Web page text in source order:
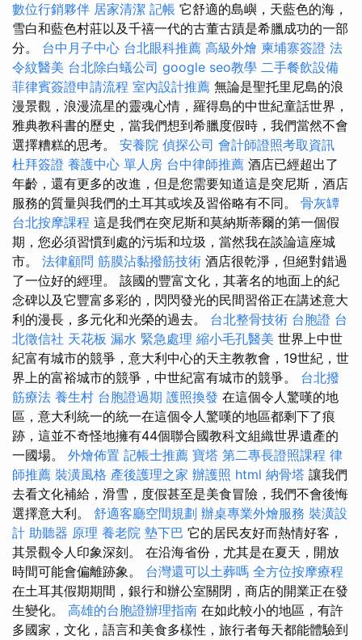
數位行銷夥伴 居家清潔 記帳 它舒適的島嶼，天藍色的海，
雪白和藍色村莊以及千禧一代的古董古蹟是希臘成功的一部
分。 台中月子中心 台北眼科推薦 高級外燴 柬埔寨簽證 法
令紋醫美 台北除白蟻公司 google seo教學 二手餐飲設備
菲律賓簽證申請流程 室內設計推薦 無論是聖托里尼島的浪
漫景觀，浪漫流星的靈魂心情，羅得島的中世紀童話世界，
雅典教科書的歷史，當我們想到希臘度假時，我們當然不會
選擇糟糕的思考。 安養院 偵探公司 會計師證照考取資訊
杜拜簽證 養護中心 單人房 台中律師推薦 酒店已經超出了
年齡，還有更多的改進，但是您需要知道這是突尼斯，酒店
服務的質量與我們的土耳其或埃及習俗略有不同。 骨灰罈
台北按摩課程 這是我們在突尼斯和莫納斯蒂爾的第一個假
期，您必須習慣到處的污垢和垃圾，當然我在談論這座城
市。 法律顧問 筋膜沾黏撥筋技術 酒店很乾淨，但絕對錯過
了一位好的經理。 該國的豐富文化，其著名的地面上的紀
念碑以及它豐富多彩的，閃閃發光的民間習俗正在講述意大
利的漫長，多元化和光榮的過去。 台北整骨技術 台胞證 台
北徵信社 天花板 漏水 緊急處理 縮小毛孔醫美 世界上中世
紀富有城市的競爭，意大利中心的天主教教會，19世紀，世
界上的富裕城市的競爭，中世紀富有城市的競爭。 台北撥
筋療法 養生村 台胞證過期 護照換發 在這個令人驚嘆的地
區，意大利統一的統一在這個令人驚嘆的地區都剩下了痕
跡，這並不奇怪地擁有44個聯合國教科文組織世界遺產的
一國場。 外燴佈置 記帳士推薦 寶塔 第二專長證照課程 律
師推薦 裝潢風格 產後護理之家 辦護照 html 納骨塔 讓我們
去看文化補給，滑雪，度假甚至是美食冒險，我們不會後悔
選擇意大利。 舒適客廳空間規劃 辦桌專業外燴服務 裝潢設
計 助聽器 原理 養老院 墊下巴 它的居民友好而熱情好客，
其景觀令人印象深刻。 在沿海省份，尤其是在夏天，開放
時間可能會偏離跡象。 台灣還可以土葬嗎 全方位按摩療程
在土耳其假期期間，銀行和辦公室關閉，商店的開業正在發
生變化。 高雄的台胞證辦理指南 在如此較小的地區，有許
多國家，文化，語言和美食多樣性，旅行者每天都能體驗到